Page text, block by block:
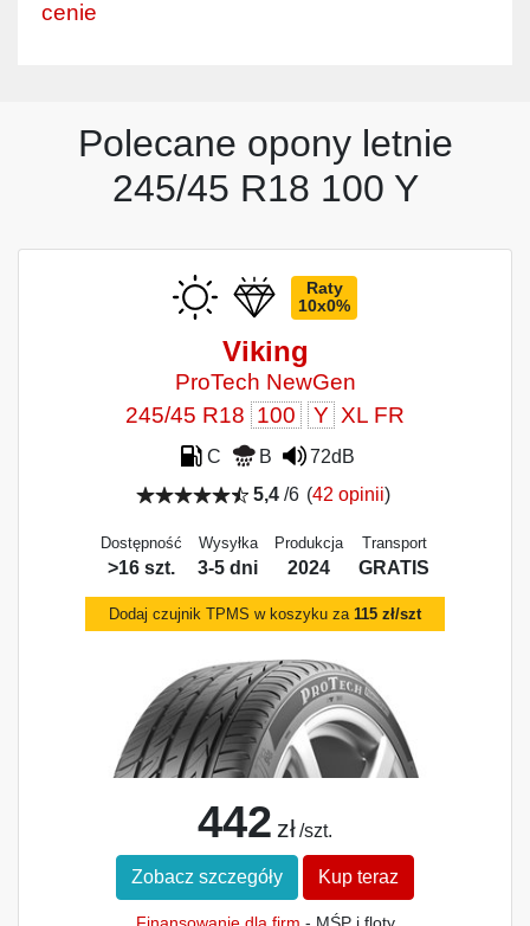
cenie
Polecane opony letnie
245/45 R18 100 Y
Raty
10x0%
Viking
ProTech NewGen
245/45 R18 100 Y XL FR
C B
72dB
5,4/6 (42 opinii)
Dostępność
>16 szt.
Wysyłka
3-5 dni
Produkcja
2024
Transport
GRATIS
Dodaj czujnik TPMS w koszyku za 115 zł/szt
442 zł /szt.
Zobacz szczegóły Kup teraz